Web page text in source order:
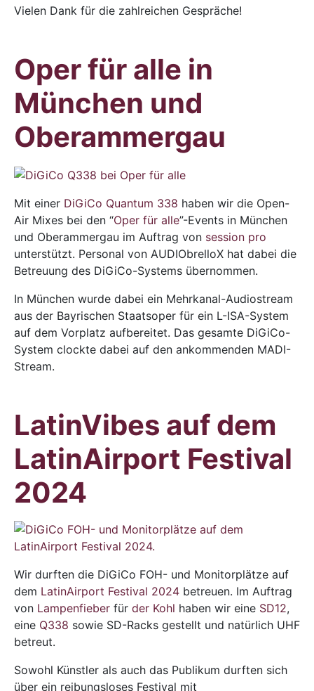
Vielen Dank für die zahlreichen Gespräche!
Oper für alle in
München und
Oberammergau
Mit einer DiGiCo Quantum 338 haben wir die Open-
Air Mixes bei den “Oper für alle”-Events in München
und Oberammergau im Auftrag von session pro
unterstützt. Personal von AUDIObrelloX hat dabei die
Betreuung des DiGiCo-Systems übernommen.
In München wurde dabei ein Mehrkanal-Audiostream
aus der Bayrischen Staatsoper für ein L-ISA-System
auf dem Vorplatz aufbereitet. Das gesamte DiGiCo-
System clockte dabei auf den ankommenden MADI-
Stream.
LatinVibes auf dem
LatinAirport Festival
2024
Wir durften die DiGiCo FOH- und Monitorplätze auf
dem LatinAirport Festival 2024 betreuen. Im Auftrag
von Lampenfieber für der Kohl haben wir eine SD12,
eine Q338 sowie SD-Racks gestellt und natürlich UHF
betreut.
Sowohl Künstler als auch das Publikum durften sich
über ein reibungsloses Festival mit